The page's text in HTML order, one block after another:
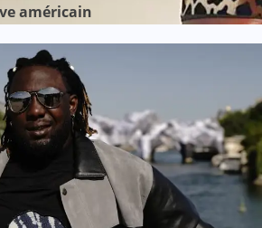
américain